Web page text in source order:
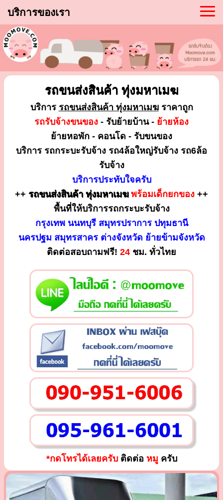
บริการของเรา
รถขนส่งสินค้า ทุ่งมหาเมฆ
บริการ รถขนส่งสินค้า ทุ่งมหาเมฆราคาถูก
รถรับจ้างขนของ - รับย้ายบ้าน - ย้ายห้อง
ย้ายหอพัก - คอนโด - รับขนของ
บริการ รถกระบะรับจ้าง รถ4ล้อใหญ่รับจ้าง รถ6ล้อ
รับจ้าง
บริการประทับใจครับ
++ รถขนส่งสินค้า ทุ่งมหาเมฆ พร้อมเด็กยกของ ++
พื้นที่ให้บริการรถกระบะรับจ้าง
กรุงเทพ นนทบุรี สมุทรปราการ ปทุมธานี
นครปฐม สมุทรสาคร ต่างจังหวัด ย้ายข้ามจังหวัด
ติดต่อสอบถามฟรี! 24 ชม. ทั่วไทย
*กดโทรได้เลยครับติดต่อ หมู ครับ